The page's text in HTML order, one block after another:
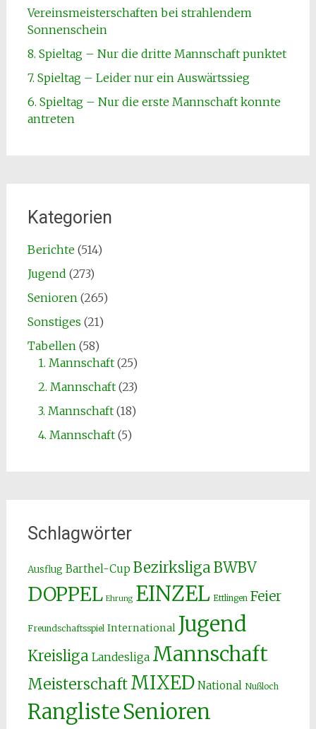
Vereinsmeisterschaften bei strahlendem
Sonnenschein
8. Spieltag – Nur die dritte Mannschaft punktet
7. Spieltag – Leider nur ein Auswärtssieg
6. Spieltag – Nur die erste Mannschaft konnte
antreten
Kategorien
Berichte(514)
Jugend (273)
Senioren(265)
Sonstiges (21)
Tabellen(58)
1. Mannschaft(25)
2. Mannschaft(23)
3. Mannschaft(18)
4. Mannschaft(5)
Schlagwörter
Ausflug Barthel-Cup BezirksligaBWBV
DOPPEL Ehrung EINZEL Ettlingen Feier
Freundschaftsspiel International Jugend
Kreisliga Landesliga Mannschaft
MeisterschaftMIXED National Nußloch
RanglisteSenioren